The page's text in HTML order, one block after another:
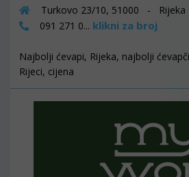
Turkovo 23/10, 51000 - Rijeka
091 271 0... klikni za broj
Najbolji ćevapi, Rijeka, najbolji
Rijeci, cijena